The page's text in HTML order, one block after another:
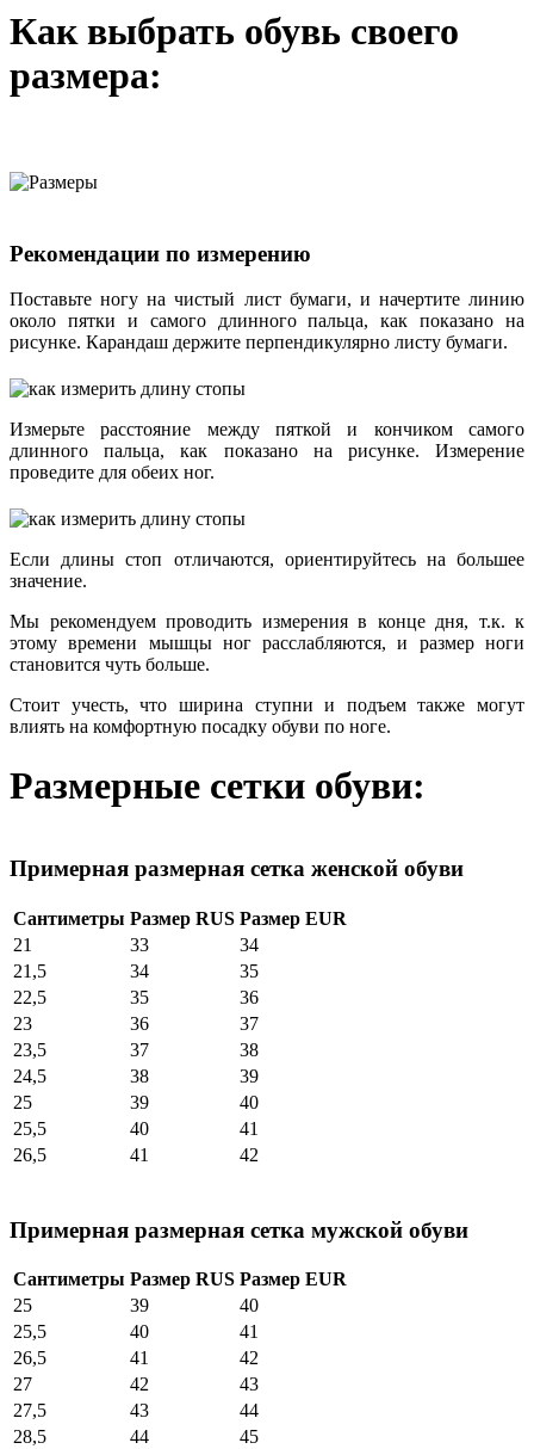
Как выбрать обувь своего
размера:
Рекомендации по измерению
Поставьте ногу на чистый лист бумаги, и начертите линию
около пятки и самого длинного пальца, как показано на
рисунке. Карандаш держите перпендикулярно листу бумаги.
Измерьте расстояние между пяткой и кончиком самого
длинного пальца, как показано на рисунке. Измерение
проведите для обеих ног.
Если длины стоп отличаются, ориентируйтесь на большее
значение.
Мы рекомендуем проводить измерения в конце дня, т.к. к
этому времени мышцы ног расслабляются, и размер ноги
становится чуть больше.
Стоит учесть, что ширина ступни и подъем также могут
влиять на комфортную посадку обуви по ноге.
Размерные сетки обуви:
Примерная размерная сетка женской обуви
Сантиметры Размер RUS Размер EUR
21
33
34
21,5
34
35
22,5
35
36
23
36
37
23,5
37
38
24,5
38
39
25
39
40
25,5
40
41
26,5
41 42
Примерная размерная сетка мужской обуви
Сантиметры Размер RUS Размер EUR
25
39
40
25,5
40
41
26,5
41
42
27
42
43
27,5
43
44
28,5
44
45